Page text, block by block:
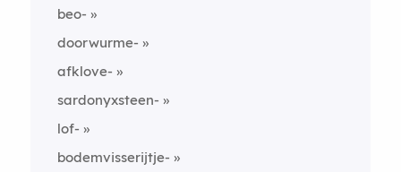
beo-
doorwurme-
afklove-
sardonyxsteen-
lof-
bodemvisserijtje-